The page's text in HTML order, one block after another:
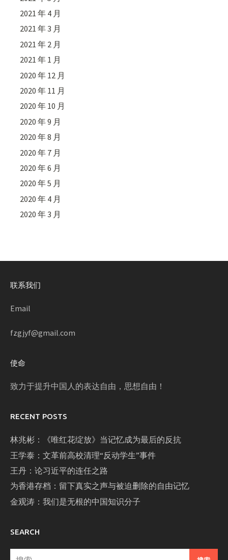
2021 年 4 月
2021 年 3 月
2021 年 2 月
2021 年 1 月
2020 年 12 月
2020 年 11 月
2020 年 10 月
2020 年 9 月
2020 年 8 月
2020 年 7 月
2020 年 6 月
2020 年 5 月
2020 年 4 月
2020 年 3 月
联系我们
Email
fzgjyf@gmail.com
使命
致力于提升中国人的表达自由，思想自由！
RECENT POSTS
林兆彬：《唯红花绽放》当记忆成为最后的反抗
王学泰：文革前高校清理“反动学生”事件
王丹：论习近平的连任之路
为香港存档：留下真实之声与被迫删除的自由记忆
金观涛：我们是无根的中国知识分子
SEARCH
搜